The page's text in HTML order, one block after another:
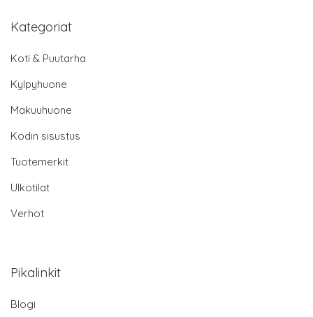
Kategoriat
Koti & Puutarha
Kylpyhuone
Makuuhuone
Kodin sisustus
Tuotemerkit
Ulkotilat
Verhot
Pikalinkit
Blogi